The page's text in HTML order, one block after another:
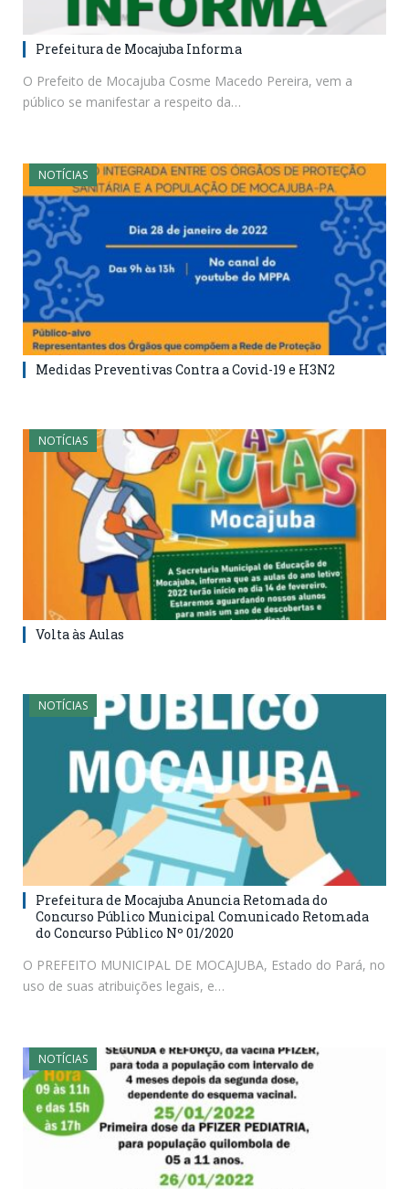
Prefeitura de Mocajuba Informa
O Prefeito de Mocajuba Cosme Macedo Pereira, vem a
público se manifestar a respeito da…
NOTÍCIAS
Medidas Preventivas Contra a Covid-19 e H3N2
NOTÍCIAS
Volta às Aulas
NOTÍCIAS
Prefeitura de Mocajuba Anuncia Retomada do
Concurso Público Municipal Comunicado Retomada
do Concurso Público Nº 01/2020
O PREFEITO MUNICIPAL DE MOCAJUBA, Estado do Pará, no
uso de suas atribuições legais, e…
NOTÍCIAS